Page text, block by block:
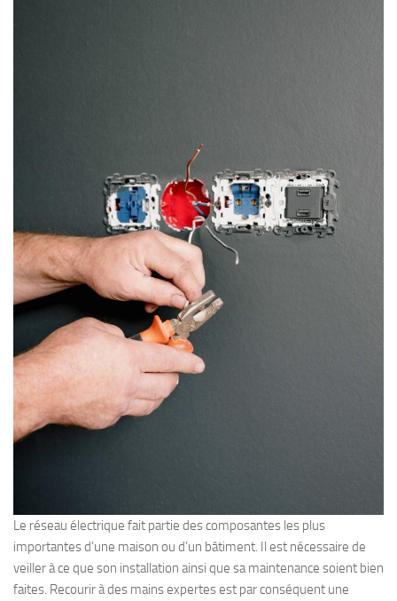
Le réseau électrique fait partie des composantes les plus
importantes d’une maison ou d’un bâtiment. Il est nécessaire de
veiller à ce que son installation ainsi que sa maintenance soient bien
faites. Recourir à des mains expertes est par conséquent une